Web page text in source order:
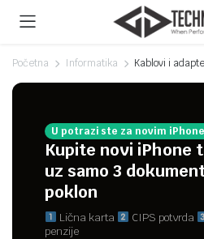
Početna Informatika Kablovi i
U potrazi ste za novim
Kupite novi iPhone
uz samo 3
poklon
Lična karta CIPS potvrda
penzije